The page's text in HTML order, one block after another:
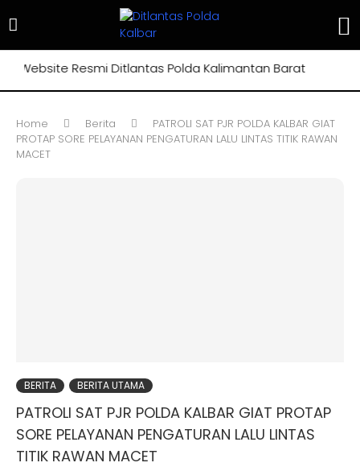
Resmi Ditlantas Polda Kalimantan Barat
Home Berita
PATROLI SAT PJR POLDA KALBAR GIAT
PROTAP SORE PELAYANAN PENGATURAN LALU LINTAS TITIK RAWAN
MACET
BERITA BERITA UTAMA
PATROLI SAT PJR POLDA KALBAR GIAT PROTAP
SORE PELAYANAN PENGATURAN LALU LINTAS
TITIK RAWAN MACET